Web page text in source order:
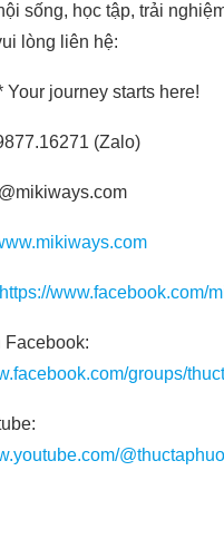
sống, học tập, trải
lòng liên hệ:
Your journey starts here!
(Zalo)
https://www.facebook.com/
Facebook:
groups/